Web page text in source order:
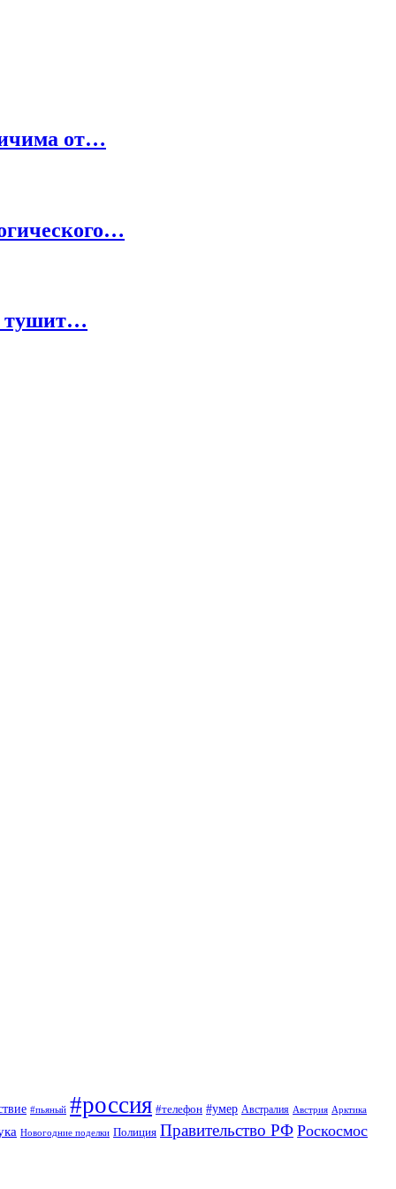
от…
тушит…
#пьяный #россия #телефон #умер Австралия Австрия Арктика
Новогодние поделки Полиция Правительство РФ Роскосмос